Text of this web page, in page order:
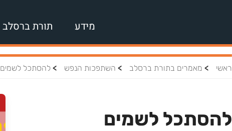
מידע תורת ברסלב
ראשי > מאמרים בתורת ברסלב > השתפכות הנפש > להסתכל לשמים
להסתכל לשמים